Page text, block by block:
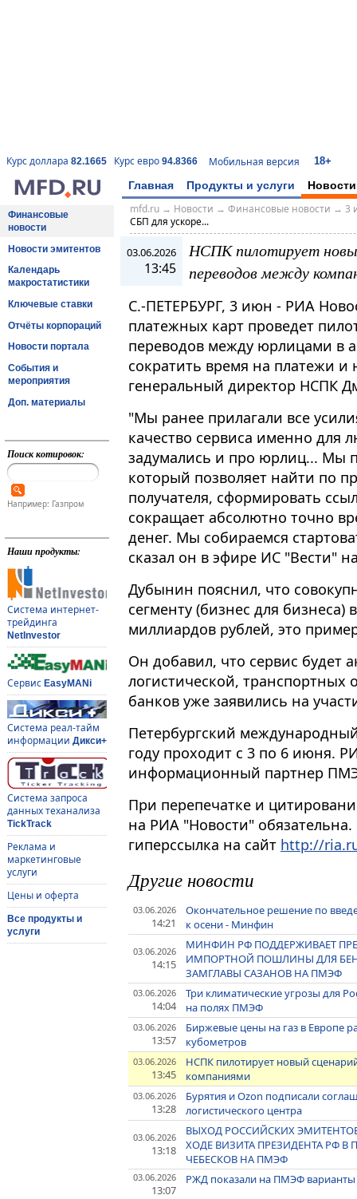
Курс доллара 82.1665 Курс евро 94.8366 Мобильная версия 18+
Главная Продукты и услуги Новости
Финансовые
новости
Новости эмитентов
Календарь
макростатистики
Ключевые ставки
Отчёты корпораций
Новости портала
События и
мероприятия
Доп. материалы
Поиск котировок:
Например: Газпром
Наши продукты:
Система интернет-
трейдинга
NetInvestor
Сервис EasyMANi
Система реал-тайм
информации Дикси+
Система запроса
данных теханализа
TickTrack
Реклама и
маркетинговые
услуги
Цены и оферта
Все продукты и
услуги
mfd.ru→ Новости → Финансовые новости → 3
СБП для ускоре...
03.06.2026
13:45
НСПК пилотирует
переводов между
С.-ПЕТЕРБУРГ, 3 июн - РИА
платежных карт проведет
переводов между юрлицами в
сократить время на платежи и
генеральный директор НСПК
"Мы ранее прилагали все
качество сервиса именно для
задумались и про юрлиц... Мы
который позволяет найти по
получателя, сформировать
сокращает абсолютно точно
денег. Мы собираемся
сказал он в эфире ИС "Вести"
Дубынин пояснил, что
сегменту (бизнес для бизнеса)
миллиардов рублей, это
Он добавил, что сервис будет
логистической, транспортных
банков уже заявились на
Петербургский
году проходит с 3 по 6 июня.
информационный партнер
При перепечатке и
на РИА "Новости"
гиперссылка на сайт http://
Другие новости
03.06.2026
14:21
Окончательное решение по
к осени - Минфин
03.06.2026
14:15
МИНФИН РФ ПОДДЕРЖИВАЕТ
ИМПОРТНОЙ ПОШЛИНЫ ДЛЯ
ЗАМГЛАВЫ САЗАНОВ НА ПМЭФ
03.06.2026
14:04
Три климатические угрозы для
на полях ПМЭФ
03.06.2026
13:57
Биржевые цены на газ в Европе
кубометров
03.06.2026
13:45
НСПК пилотирует новый
компаниями
03.06.2026
13:28
Бурятия и Ozon подписали
логистического центра
03.06.2026
13:18
ВЫХОД РОССИЙСКИХ
ХОДЕ ВИЗИТА ПРЕЗИДЕНТА РФ
ЧЕБЕСКОВ НА ПМЭФ
03.06.2026
13:07
РЖД показали на ПМЭФ варианты